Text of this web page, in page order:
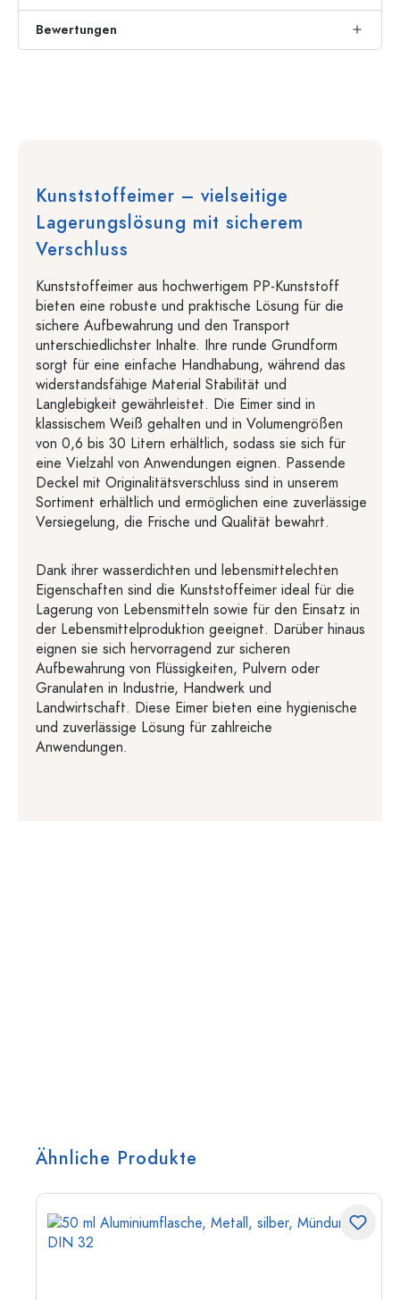
Bewertungen
Kunststoffeimer – vielseitige
Lagerungslösung mit sicherem
Verschluss
Kunststoffeimer aus hochwertigem PP-Kunststoff
bieten eine robuste und praktische Lösung für die
sichere Aufbewahrung und den Transport
unterschiedlichster Inhalte. Ihre runde Grundform
sorgt für eine einfache Handhabung, während das
widerstandsfähige Material Stabilität und
Langlebigkeit gewährleistet. Die Eimer sind in
klassischem Weiß gehalten und in Volumengrößen
von 0,6 bis 30 Litern erhältlich, sodass sie sich für
eine Vielzahl von Anwendungen eignen. Passende
Deckel mit Originalitätsverschluss sind in unserem
Sortiment erhältlich und ermöglichen eine zuverlässige
Versiegelung, die Frische und Qualität bewahrt.
Dank ihrer wasserdichten und lebensmittelechten
Eigenschaften sind die Kunststoffeimer ideal für die
Lagerung von Lebensmitteln sowie für den Einsatz in
der Lebensmittelproduktion geeignet. Darüber hinaus
eignen sie sich hervorragend zur sicheren
Aufbewahrung von Flüssigkeiten, Pulvern oder
Granulaten in Industrie, Handwerk und
Landwirtschaft. Diese Eimer bieten eine hygienische
und zuverlässige Lösung für zahlreiche
Anwendungen.
Ähnliche Produkte